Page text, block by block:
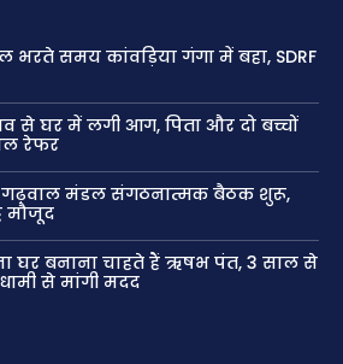
समय कांवड़िया गंगा में बहा, SDRF
से घर में लगी आग, पिता और दो बच्चों
रेफर
गढ़वाल मंडल संगठनात्मक बैठक शुरू,
मौजूद
घर बनाना चाहते हैं ऋषभ पंत, 3 साल से
से मांगी मदद